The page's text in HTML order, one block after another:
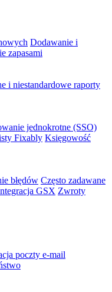
Dodawanie i
zapasami
i niestandardowe raporty
jednokrotne (SSO)
Fixably Księgowość
błędów Często zadawane
GSX Zwroty
poczty e-mail